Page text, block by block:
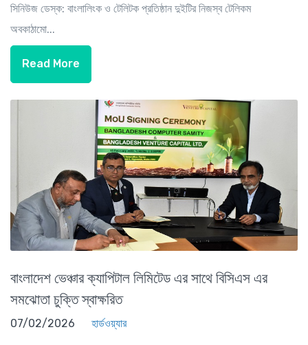
সিনিউজ ডেস্ক: বাংলালিংক ও টেলিটক প্রতিষ্ঠান দুইটির নিজস্ব টেলিকম
অবকাঠামো...
Read More
বাংলাদেশ ভেঞ্চার ক্যাপিটাল লিমিটেড এর সাথে বিসিএস এর
সমঝোতা চুক্তি স্বাক্ষরিত
07/02/2026 হার্ডওয়্যার